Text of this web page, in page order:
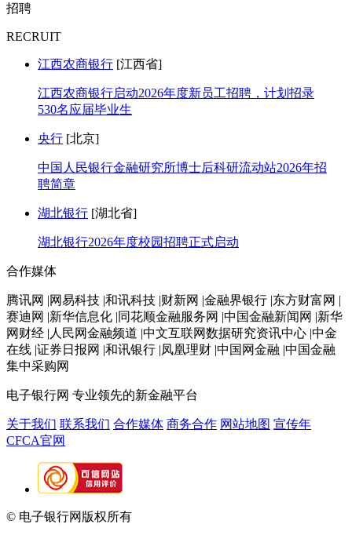
招聘
RECRUIT
江西农商银行 [江西省]
江西农商银行启动2026年度新员工招聘，计划招录
530名应届毕业生
央行 [北京]
中国人民银行金融研究所博士后科研流动站2026年招
聘简章
湖北银行 [湖北省]
湖北银行2026年度校园招聘正式启动
合作媒体
腾讯网 |网易科技 |和讯科技 |财新网 |金融界银行 |东方财富网 |
赛迪网 |新华信息化 |同花顺金融服务网 |中国金融新闻网 |新华
网财经 |人民网金融频道 |中文互联网数据研究资讯中心 |中金
在线 |证券日报网 |和讯银行 |凤凰理财 |中国网金融 |中国金融
集中采购网
电子银行网 专业领先的新金融平台
关于我们 联系我们 合作媒体 商务合作 网站地图 宣传年
CFCA官网
© 电子银行网版权所有